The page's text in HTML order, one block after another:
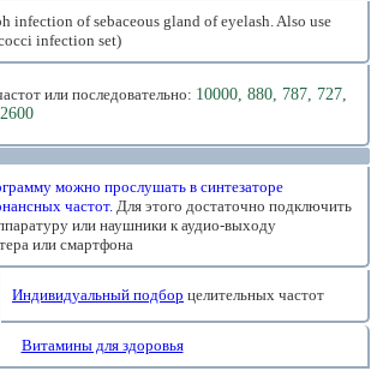
infection of sebaceous gland of eyelash. Also use
infection set)
или последовательно: 10000, 880, 787, 727,
можно прослушать в синтезаторе
частот. Для этого достаточно подключить
или наушники к аудио-выходу
или смартфона
Индивидуальный подбор целительных частот
Витамины для здоровья